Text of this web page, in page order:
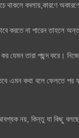
থাকলে বদলায়,কারণে
করতে না পারেন তাহলে
যেমন তারা পছন্দ করে।
এমন কথা বলে ফেলতে পর
নয়, কিন্তু যা কিছু বলছো